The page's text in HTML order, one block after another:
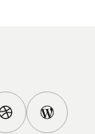
D
W